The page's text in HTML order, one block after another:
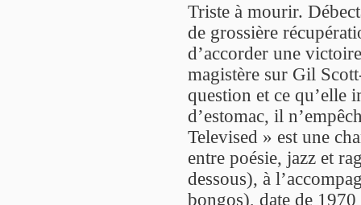
Triste à mourir.
de grossière
d’accorder une
magistère sur Gil
question et ce qu’elle
d’estomac, il
Televised » est une
entre poésie, jazz et
dessous), à
bongos), date de